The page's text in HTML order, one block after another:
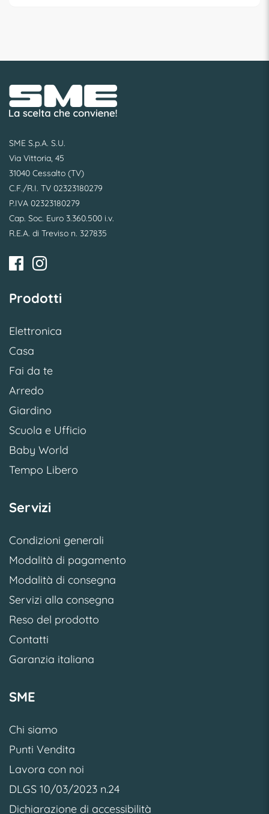
SME S.p.A. S.U.
Via Vittoria, 45
31040 Cessalto (TV)
C.F./R.I. TV 02323180279
P.IVA 02323180279
Cap. Soc. Euro 3.360.500 i.v.
R.E.A. di Treviso n. 327835
Prodotti
Elettronica
Casa
Fai da te
Arredo
Giardino
Scuola e Ufficio
Baby World
Tempo Libero
Servizi
Condizioni generali
Modalità di pagamento
Modalità di consegna
Servizi alla consegna
Reso del prodotto
Contatti
Garanzia italiana
SME
Chi siamo
Punti Vendita
Lavora con noi
DLGS 10/03/2023 n.24
Dichiarazione di accessibilità